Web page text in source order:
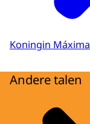
Koningin Máxima
Andere talen